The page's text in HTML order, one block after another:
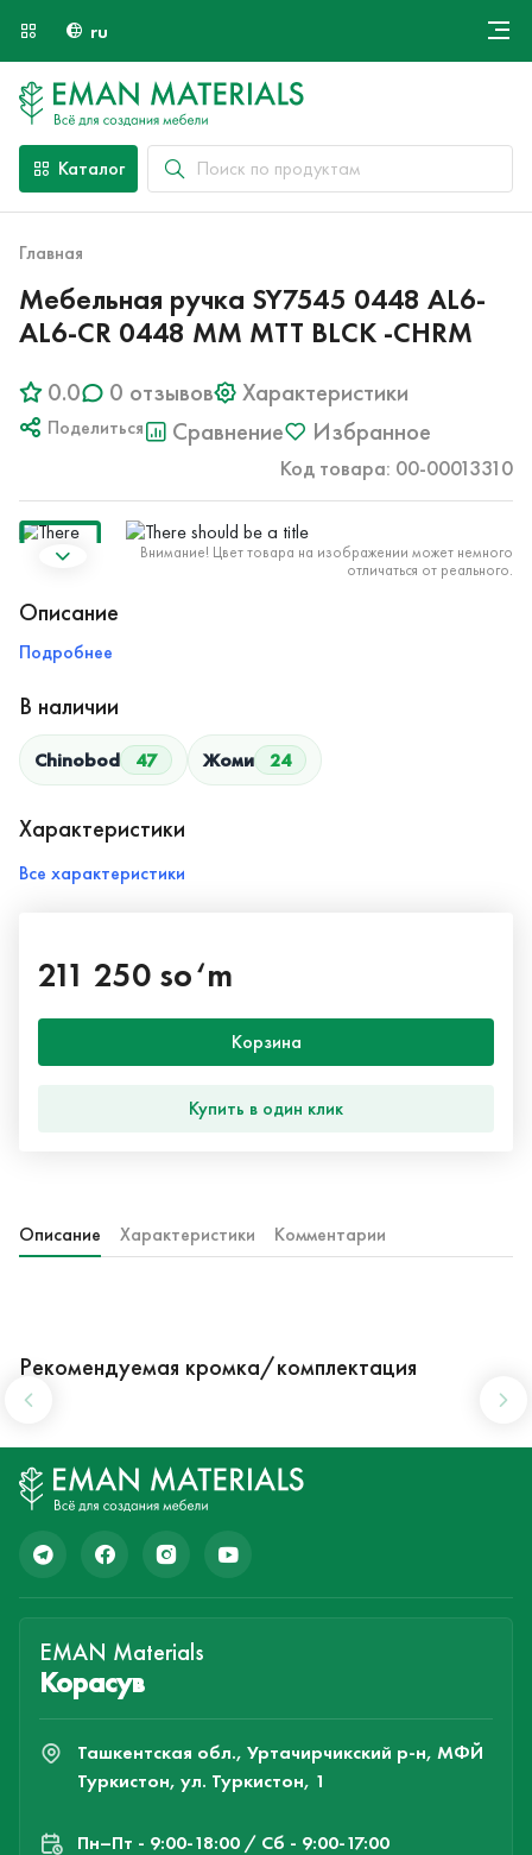
ru
Оплата и доставка
Каталог
Главная
Мебельная ручка SY7545 0448 AL6-
AL6-CR 0448 MM MTT BLCK -CHRM
0.0 0 отзывов Характеристики
Поделиться Сравнение Избранное
Код товара: 00-00013310
Внимание! Цвет товара на изображении может немного
отличаться от реального.
Описание
Подробнее
В наличии
Chinobod 47 Жоми 24
Характеристики
Все характеристики
211 250 so‘m
Корзина
Купить в один клик
Описание Характеристики Комментарии
Рекомендуемая кромка/комплектация
EMAN Materials
Корасув
Ташкентская обл., Уртачирчикский р-н, МФЙ
Туркистон, ул. Туркистон, 1
Пн–Пт - 9:00-18:00 / Сб - 9:00-17:00